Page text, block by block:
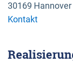
30169 Hannover
Kontakt